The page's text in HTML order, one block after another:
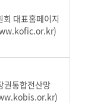
회 대표홈페이지
권통합전산망